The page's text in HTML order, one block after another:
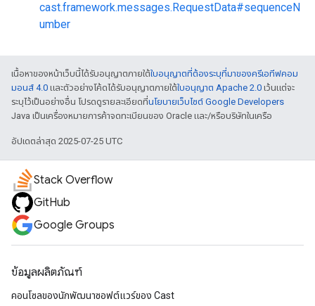
cast.framework.messages.RequestData#sequenceN
umber
เนื้อหาของหน้าเว็บนี้ได้รับอนุญาตภายใต้ใบอนุญาตที่ต้องระบุที่มาของครีเอทีฟคอม
มอนส์ 4.0 และตัวอย่างโค้ดได้รับอนุญาตภายใต้ใบอนุญาต Apache 2.0 เว้นแต่จะ
ระบุไว้เป็นอย่างอื่น โปรดดูรายละเอียดที่นโยบายเว็บไซต์ Google Developers
Java เป็นเครื่องหมายการค้าจดทะเบียนของ Oracle และ/หรือบริษัทในเครือ
อัปเดตล่าสุด 2025-07-25 UTC
Stack Overflow
GitHub
Google Groups
ข้อมูลผลิตภัณฑ์
คอนโซลของนักพัฒนาซอฟต์แวร์ของ Cast